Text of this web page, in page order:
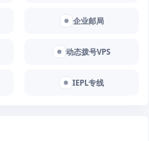
企业邮局
动态拨号VPS
IEPL专线